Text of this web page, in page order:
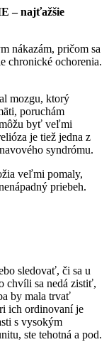
– najťažšie
nákazám, pričom sa
chronické ochorenia.
mozgu, ktorý
poruchám
môžu byť veľmi
je tiež jedna z
syndrómu.
veľmi pomaly,
priebeh.
sledovať, či sa u
chvíli sa nedá zistiť,
by mala trvať
ich ordinovaní je
s vysokým
ste tehotná a pod.